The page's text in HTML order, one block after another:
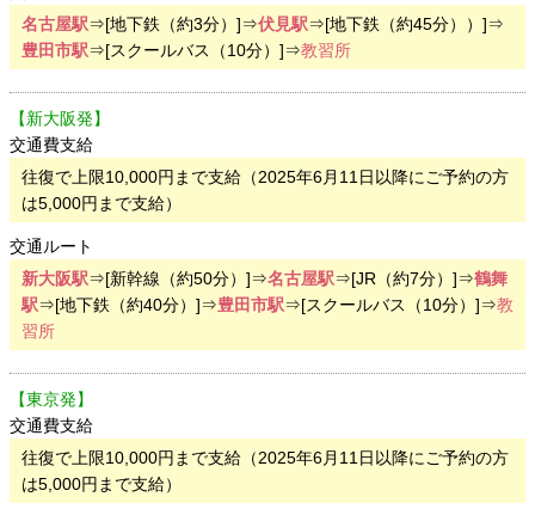
名古屋駅⇒[地下鉄（約3分）]⇒伏見駅⇒[地下鉄（約45分））]⇒
豊田市駅⇒[スクールバス（10分）]⇒教習所
【新大阪発】
交通費支給
往復で上限10,000円まで支給（2025年6月11日以降にご予約の方
は5,000円まで支給）
交通ルート
新大阪駅⇒[新幹線（約50分）]⇒名古屋駅⇒[JR（約7分）]⇒鶴舞
駅⇒[地下鉄（約40分）]⇒豊田市駅⇒[スクールバス（10分）]⇒教
習所
【東京発】
交通費支給
往復で上限10,000円まで支給（2025年6月11日以降にご予約の方
は5,000円まで支給）